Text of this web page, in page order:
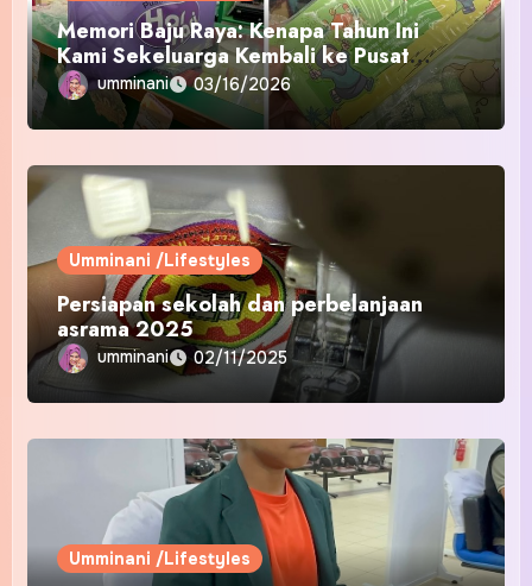
Memori Baju Raya: Kenapa Tahun Ini
Kami Sekeluarga Kembali ke Pusat
Pakaian Hari-Hari?
umminani 03/16/2026
Umminani /Lifestyles
Persiapan sekolah dan perbelanjaan
asrama 2025
umminani 02/11/2025
Umminani /Lifestyles